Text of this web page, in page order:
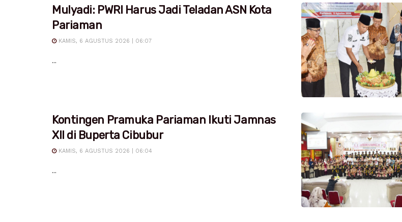
Mulyadi: PWRI Harus Jadi Teladan ASN Kota
Pariaman
KAMIS, 6 AGUSTUS 2026 | 06:07
...
Kontingen Pramuka Pariaman Ikuti Jamnas
XII di Buperta Cibubur
KAMIS, 6 AGUSTUS 2026 | 06:04
...